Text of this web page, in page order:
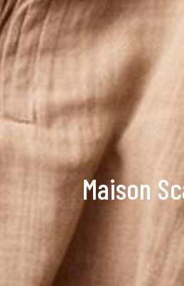
Maison